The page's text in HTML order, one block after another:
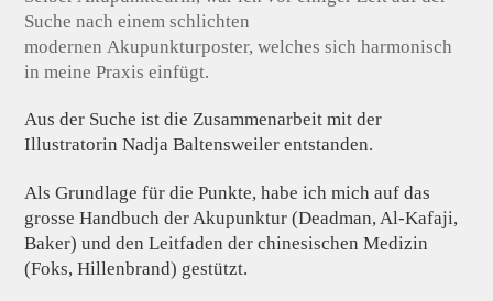
Suche nach einem schlichten
modernen Akupunkturposter, welches sich harmonisch
in meine Praxis einfügt.
Aus der Suche ist die Zusammenarbeit mit der
Illustratorin Nadja Baltensweiler entstanden.
Als Grundlage für die Punkte, habe ich mich auf das
grosse Handbuch der Akupunktur (Deadman, Al-Kafaji,
Baker) und den Leitfaden der chinesischen Medizin
(Foks, Hillenbrand) gestützt.